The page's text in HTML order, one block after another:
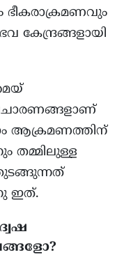
കേന്ദ്രങ്ങളായി
ആക്രമണത്തിന്
തമ്മിലുള്ള
ഇത്.